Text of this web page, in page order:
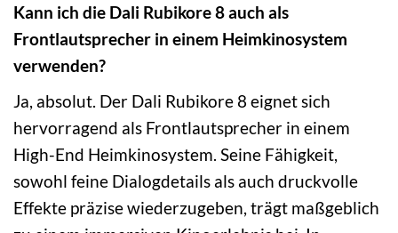
Kann ich die Dali Rubikore 8 auch als
Frontlautsprecher in einem Heimkinosystem
verwenden?
Ja, absolut. Der Dali Rubikore 8 eignet sich
hervorragend als Frontlautsprecher in einem
High-End Heimkinosystem. Seine Fähigkeit,
sowohl feine Dialogdetails als auch druckvolle
Effekte präzise wiederzugeben, trägt maßgeblich